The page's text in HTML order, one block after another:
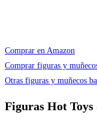
Comprar en Amazon
Comprar figuras y
Otras figuras y muñecos
Figuras Hot